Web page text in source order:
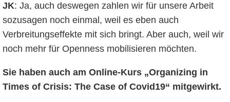
JK: Ja, auch deswegen zahlen wir für unsere Arbeit
sozusagen noch einmal, weil es eben auch
Verbreitungseffekte mit sich bringt. Aber auch, weil wir
noch mehr für Openness mobilisieren möchten.
Sie haben auch am Online-Kurs „Organizing in
Times of Crisis: The Case of Covid19“ mitgewirkt.